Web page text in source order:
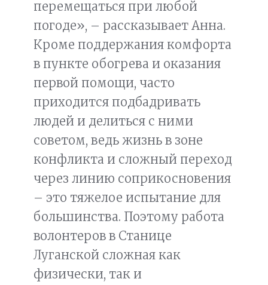
перемещаться при любой
погоде», – рассказывает Анна.
Кроме поддержания комфорта
в пункте обогрева и оказания
первой помощи, часто
приходится подбадривать
людей и делиться с ними
советом, ведь жизнь в зоне
конфликта и сложный переход
через линию соприкосновения
– это тяжелое испытание для
большинства. Поэтому работа
волонтеров в Станице
Луганской сложная как
физически, так и